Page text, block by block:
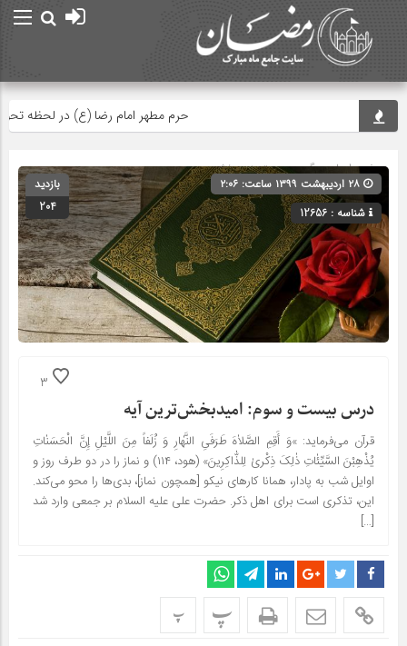
حرم مطهر امام رضا (ع) در لحظه تحویل
صفحه اصلی» گروه » دسته‌بندی نشده
شناسه : 12656
بازدید
204
3
درس بیست و سوم: امیدبخش‌ترین آیه
قرآن می‌فرماید: »وَ أَقِمِ الصَّلاٰهَ طَرَفَیِ النَّهٰارِ وَ زُلَفاً مِنَ اللَّیْلِ إِنَّ الْحَسَنٰاتِ
یُذْهِبْنَ السَّیِّئٰاتِ ذٰلِکَ ذِکْرىٰ لِلذّٰاکِرِینَ» (هود، ۱۱۴) و نماز را در دو طرف روز و
اوایل شب به پادار، همانا کارهاى نیکو [همچون نماز]، بدى‌ها را محو مى‌کند.
این، تذکرى است براى اهل ذکر. حضرت على علیه السلام بر جمعى وارد شد
[…]
پ پ